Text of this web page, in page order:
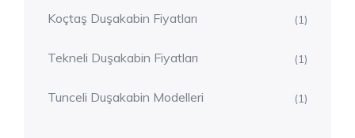
Koçtaş Duşakabin Fiyatları (1)
Tekneli Duşakabin Fiyatları (1)
Tunceli Duşakabin Modelleri (1)